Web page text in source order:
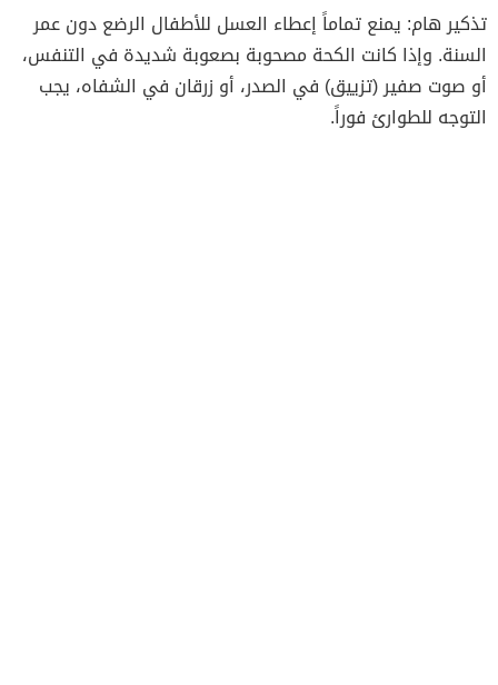
تذكير هام: يمنع تماماً إعطاء العسل للأطفال الرضع دون عمر
السنة. وإذا كانت الكحة مصحوبة بصعوبة شديدة في التنفس،
أو صوت صفير (تزييق) في الصدر، أو زرقان في الشفاه، يجب
التوجه للطوارئ فوراً.